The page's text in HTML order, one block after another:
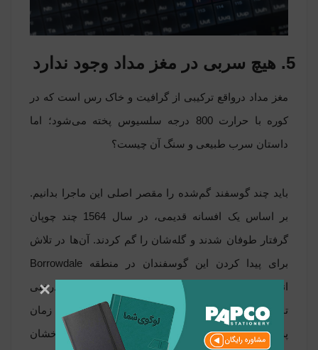
5. هیچ سربی در مغز مداد وجود ندارد
مغز مداد درواقع ترکیبی از گرافیت و خاک رس است که در
کوره با حرارت 800 درجه سلسیوس پخته می‌شود؛ اما
داستان سرب طبیعی و سنگ آن چیست؟
باید چند گوسفند گم‌شده را مقصر اصلی این ماجرا بدانیم.
بر اساس یک افسانه قدیمی، در سال 1564 چند چوپان
گرفتار طوفان شدند و گله‌شان را گم کردند. آن‌ها در تلاش
برای پیدا کردن این گوسفندان در منطقه Borrowdale
انگلستان با یک تپه عظیم از گرافیت خالص زیر درختی
تنومند و درخشان مواجه شدند. افرادی محلی در آن زمان
پس از بررسی منطقه اعلام کردند که کریستال‌های درخشان
×